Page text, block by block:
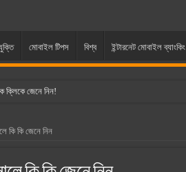
মোবাইল টিপস বিশ্ব ইন্টারনেট মোবাইল ব্যাংকিং
ক্লিকে জেনে নিন!
কি কি জেনে নিন